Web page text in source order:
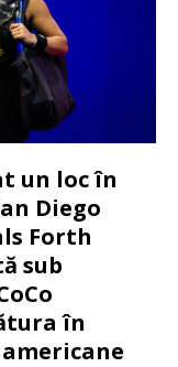
un loc în
Diego
Forth
sub
în